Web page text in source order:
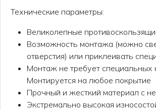
Технические параметры:
Великолепные
Возможность монтажа (можно
отверстия) или приклеивать
Монтаж не требует специальных
Монтируется на любое покрытие
Прочный и жесткий материал с
Экстремально высокая